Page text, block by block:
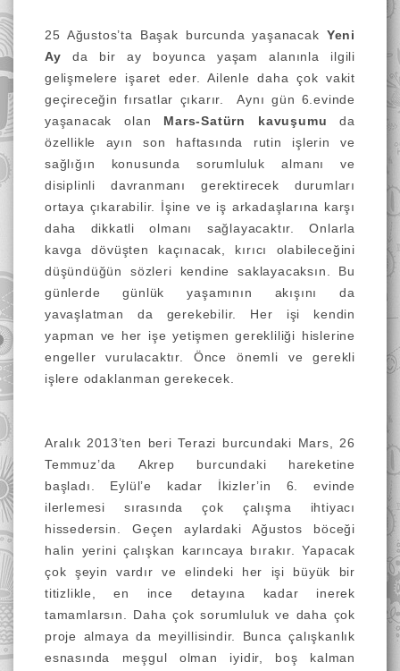
25 Ağustos’ta Başak burcunda yaşanacak Yeni
Ay da bir ay boyunca yaşam alanınla ilgili
gelişmelere işaret eder. Ailenle daha çok vakit
geçireceğin fırsatlar çıkarır.
Aynı gün 6.evinde
yaşanacak olan Mars-Satürn kavuşumu da
özellikle ayın son haftasında rutin işlerin ve
sağlığın konusunda sorumluluk almanı ve
disiplinli davranmanı gerektirecek durumları
ortaya çıkarabilir. İşine ve iş arkadaşlarına karşı
daha dikkatli olmanı sağlayacaktır. Onlarla
kavga dövüşten kaçınacak, kırıcı olabileceğini
düşündüğün sözleri kendine saklayacaksın. Bu
günlerde günlük yaşamının akışını da
yavaşlatman da gerekebilir. Her işi kendin
yapman ve her işe yetişmen gerekliliği hislerine
engeller vurulacaktır. Önce önemli ve gerekli
işlere odaklanman gerekecek.
Aralık 2013’ten beri Terazi burcundaki Mars, 26
Temmuz’da
Akrep burcundaki hareketine
başladı. Eylül’e kadar İkizler’in 6. evinde
ilerlemesi sırasında çok çalışma ihtiyacı
hissedersin. Geçen aylardaki Ağustos böceği
halin yerini çalışkan karıncaya bırakır. Yapacak
çok şeyin vardır ve elindeki her işi büyük bir
titizlikle, en ince detayına kadar inerek
tamamlarsın. Daha çok sorumluluk ve daha çok
proje almaya da meyillisindir. Bunca çalışkanlık
esnasında meşgul olman iyidir, boş kalman